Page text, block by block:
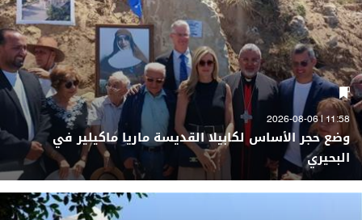
11:58 | 2026-08-06
وضع حجر الأساس لكابيلا القديسة ماريا ماكيلير في
البحيري